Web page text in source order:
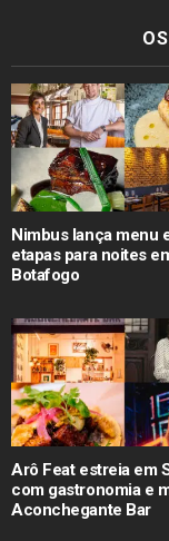
Nimbus lança menu
etapas para noites
Botafogo
Arô Feat estreia em
com gastronomia e
Aconchegante Bar